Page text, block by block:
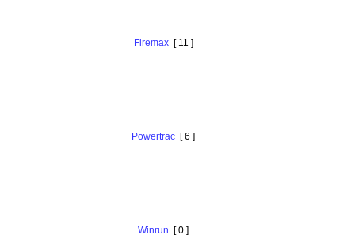
Firemax[ 11 ]
Powertrac [ 6 ]
Winrun [ 0 ]